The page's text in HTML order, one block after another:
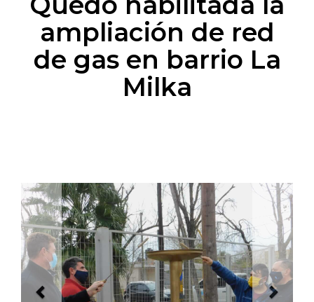
ampliación de red
de gas en barrio La
Milka